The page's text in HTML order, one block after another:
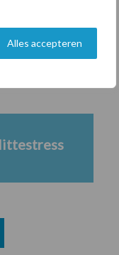
Alles accepteren
Fokkerij